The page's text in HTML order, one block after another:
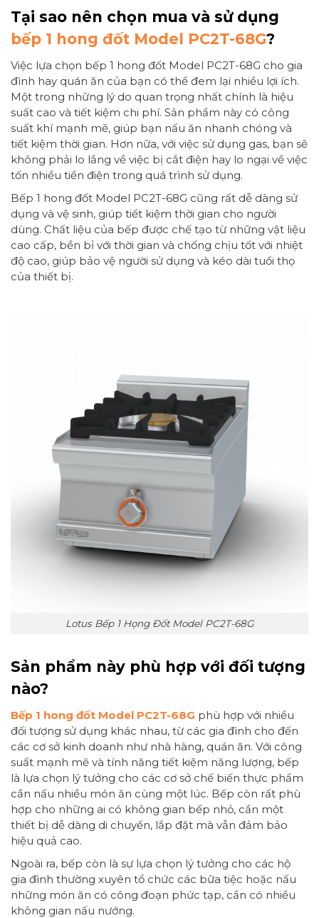
Tại sao nên chọn mua và sử dụng
bếp 1 hong đốt Model PC2T-68G?
Việc lựa chọn bếp 1 hong đốt Model PC2T-68G cho gia
đình hay quán ăn của bạn có thể đem lại nhiều lợi ích.
Một trong những lý do quan trọng nhất chính là hiệu
suất cao và tiết kiệm chi phí. Sản phẩm này có công
suất khí mạnh mẽ, giúp bạn nấu ăn nhanh chóng và
tiết kiệm thời gian. Hơn nữa, với việc sử dụng gas, bạn sẽ
không phải lo lắng về việc bị cắt điện hay lo ngại về việc
tốn nhiều tiền điện trong quá trình sử dụng.
Bếp 1 hong đốt Model PC2T-68G cũng rất dễ dàng sử
dụng và vệ sinh, giúp tiết kiệm thời gian cho người
dùng. Chất liệu của bếp được chế tạo từ những vật liệu
cao cấp, bền bỉ với thời gian và chống chịu tốt với nhiệt
độ cao, giúp bảo vệ người sử dụng và kéo dài tuổi thọ
của thiết bị.
Lotus Bếp 1 Họng Đốt Model PC2T-68G
Sản phẩm này phù hợp với đối tượng
nào?
Bếp 1 hong đốt Model PC2T-68G phù hợp với nhiều
đối tượng sử dụng khác nhau, từ các gia đình cho đến
các cơ sở kinh doanh như nhà hàng, quán ăn. Với công
suất mạnh mẽ và tính năng tiết kiệm năng lượng, bếp
là lựa chọn lý tưởng cho các cơ sở chế biến thực phẩm
cần nấu nhiều món ăn cùng một lúc. Bếp còn rất phù
hợp cho những ai có không gian bếp nhỏ, cần một
thiết bị dễ dàng di chuyển, lắp đặt mà vẫn đảm bảo
hiệu quả cao.
Ngoài ra, bếp còn là sự lựa chọn lý tưởng cho các hộ
gia đình thường xuyên tổ chức các bữa tiệc hoặc nấu
những món ăn có công đoạn phức tạp, cần có nhiều
không gian nấu nướng.